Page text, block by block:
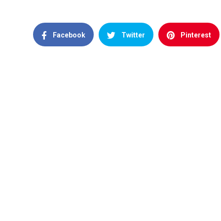
Facebook Twitter Pinterest